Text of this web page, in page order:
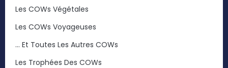
Les COWs Végétales
Les COWs Voyageuses
… Et Toutes Les Autres COWs
Les Trophées Des COWs